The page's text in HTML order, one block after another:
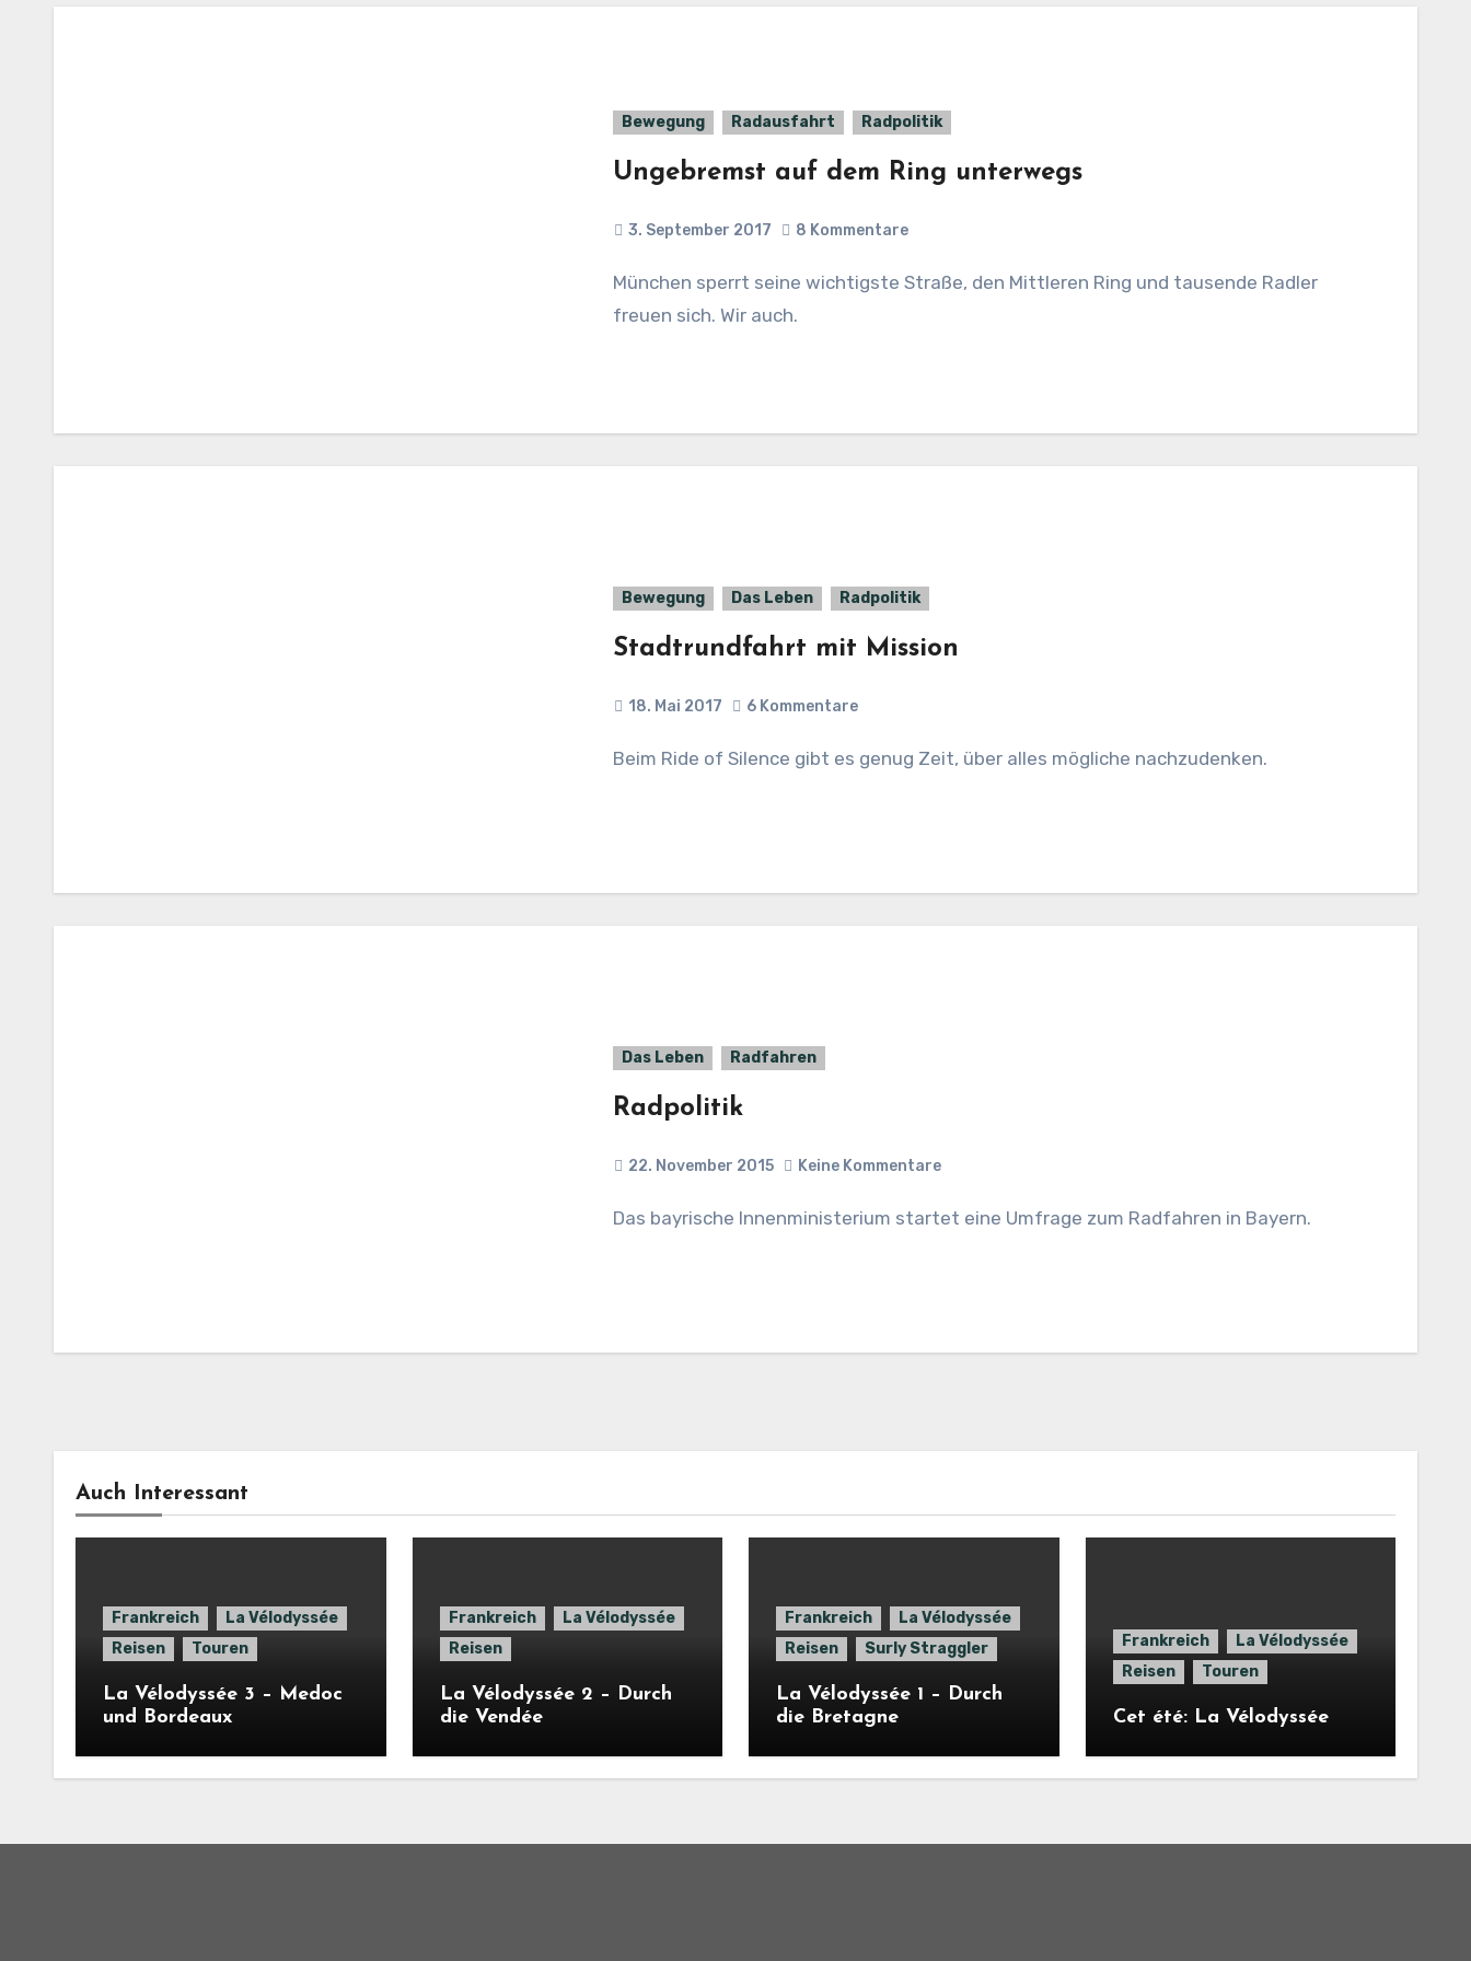
Bewegung Radausfahrt Radpolitik
Ungebremst auf dem Ring unterwegs
3. September 2017 8 Kommentare
München sperrt seine wichtigste Straße, den Mittleren Ring und tausende Radler
freuen sich. Wir auch.
Bewegung Das Leben Radpolitik
Stadtrundfahrt mit Mission
18. Mai 2017 6 Kommentare
Beim Ride of Silence gibt es genug Zeit, über alles mögliche nachzudenken.
Das Leben Radfahren
Radpolitik
22. November 2015 Keine Kommentare
Das bayrische Innenministerium startet eine Umfrage zum Radfahren in Bayern.
Auch Interessant
Frankreich
La Vélodyssée
Reisen
Touren
La Vélodyssée 3 – Medoc
und Bordeaux
Frankreich
La Vélodyssée
Reisen
La Vélodyssée 2 – Durch
die Vendée
Frankreich
La Vélodyssée
Reisen
Surly Straggler
La Vélodyssée 1 – Durch
die Bretagne
Frankreich
La Vélodyssée
Reisen
Touren
Cet été: La Vélodyssée